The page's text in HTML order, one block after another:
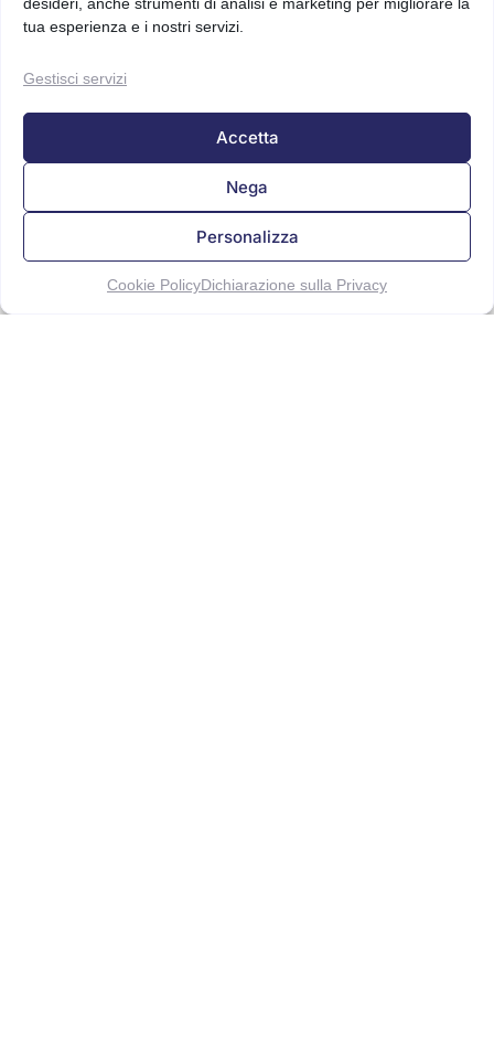
tua esperienza e i nostri servizi.
Gestisci servizi
Accetta
Nega
Personalizza
Cookie PolicyDichiarazione sulla Privacy